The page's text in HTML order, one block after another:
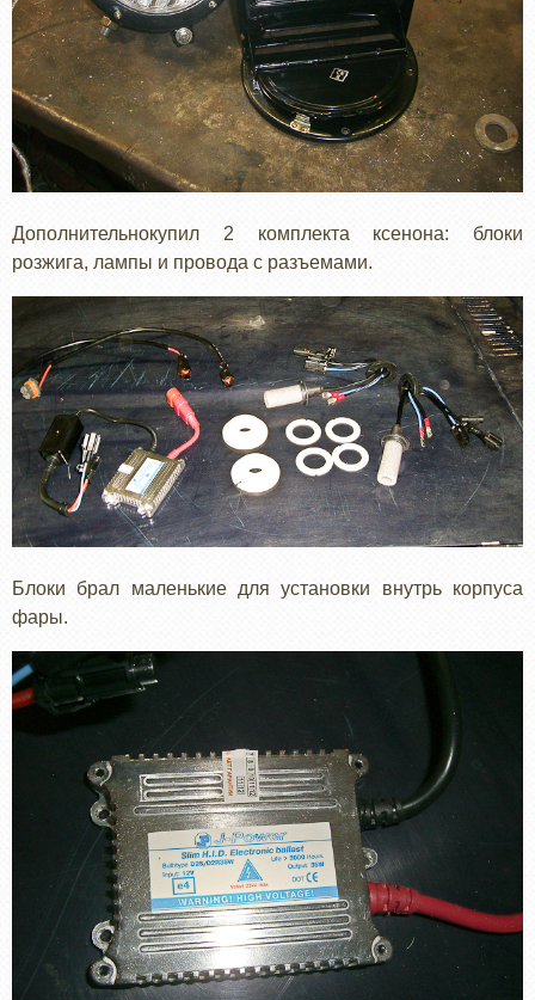
Дополнительнокупил 2 комплекта ксенона: блоки
розжига, лампы и провода с разъемами.
Блоки брал маленькие для установки внутрь корпуса
фары.